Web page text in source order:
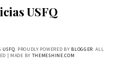
USFQ
USFQ. PROUDLY POWERED BY BLOGGER. ALL
| MADE BY THEMESHINE.COM